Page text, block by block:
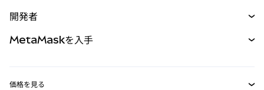
パーペチュアル
RWA
開発者
MetaMaskを入手
価格を見る